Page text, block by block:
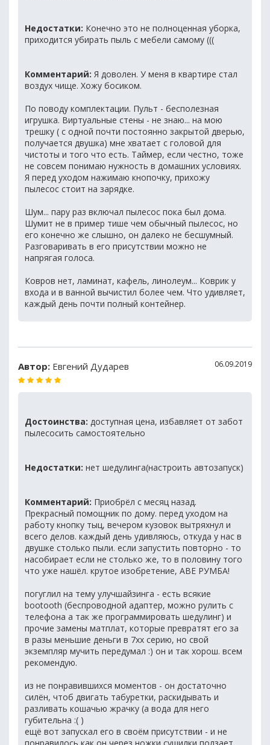
Недостатки: Конечно это не полноценная уборка,
приходится убирать пыль с мебели самому (((
Комментарий: Я доволен. У меня в квартире стал
воздух чище. Хожу босиком.
По поводу комплектации. Пульт - бесполезная
игрушка. Виртуальные стены - не знаю... на мою
трешку ( с одной почти постоянно закрытой дверью,
получается двушка) мне хватает с головой для
чистоты и того что есть. Таймер, если честно, тоже
не совсем понимаю нужность в домашних условиях.
Я перед уходом нажимаю кнопочку, прихожу
пылесос стоит на зарядке.
Шум... пару раз включал пылесос пока был дома.
Шумит не в пример тише чем обычный пылесос, но
его конечно же слышно, он далеко не бесшумный.
Разговаривать в его присутствии можно не
напрягая голоса.
Ковров нет, ламинат, кафель, линолеум... Коврик у
входа и в ванной вычистил более чем. Что удивляет,
каждый день почти полный контейнер.
Автор: Евгений Дударев 06.09.2019
Достоинства: доступная цена, избавляет от забот
пылесосить самостоятельно
Недостатки: нет шедулинга(настроить автозапуск)
Комментарий: Приобрёл с месяц назад.
Прекрасный помощник по дому. перед уходом на
работу кнопку тыц, вечером кузовок вытряхнул и
всего делов. каждый день удивляюсь, откуда у нас в
двушке столько пыли. если запустить повторно - то
насобирает если не столько же, то в половину того
что уже нашёл. крутое изобретение, АВЕ РУМБА!
погуглил на тему улучшайзинга - есть всякие
bootooth (беспроводной адаптер, можно рулить с
телефона а так же программировать шедулинг) и
прочие замены матплат, которые превратят его за
в разы меньшие деньги в 7xx серию, но свой
экземпляр мучить передумал :) он и так хорош. всем
рекомендую.
из не понравившихся моментов - он достаточно
силён, чтоб двигать табуретки, раскидывать и
разливать кошачью жрачку (а вода для него
губительна :( )
ещё вот запускал его в своём присутствии - и не